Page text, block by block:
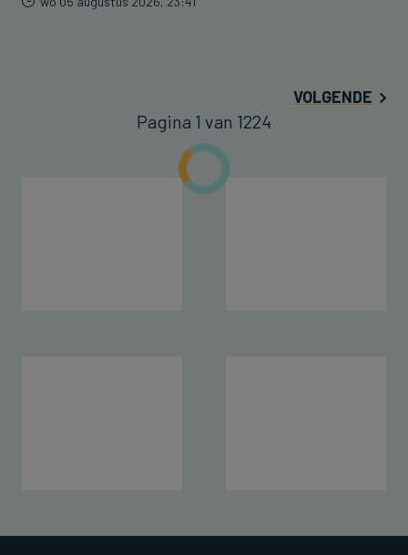
VOLGENDE
Pagina 1 van 1224